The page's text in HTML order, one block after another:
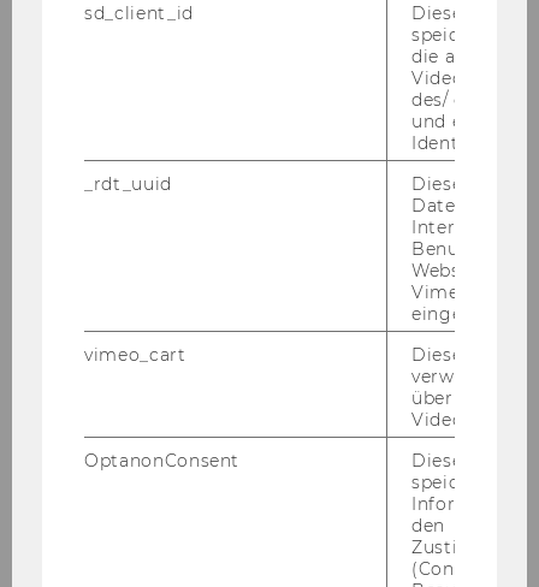
Galerie
sd_client_id
Dieses Cookie
speichert
die aktuellen
des/ der
und einen
_rdt_uuid
Dieses
Daten über
Interaktionen
Websites, auf
Vimeo-Video
eingebettet
vimeo_cart
Dieses
verwendet,
überprüfen,
Video
OptanonConsent
Dieses Cookie
speichert
den
(Consent)